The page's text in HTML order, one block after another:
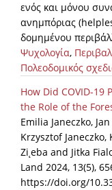
ενός και μόνου
ανημπόριας
δομημένου
Ψυχολογία,
Πολεοδομικός
How Did COVID-19
the Role of the
Emilia Janeczko,
Krzysztof
Zi˛eba and Jitka
Land 2024, 13(5),
https://doi.org/